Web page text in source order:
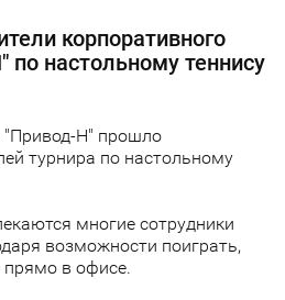
корпоративного
по настольному теннису
"Привод-Н" прошло
турнира по настольному
многие сотрудники
возможности поиграть,
прямо в офисе.